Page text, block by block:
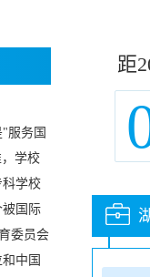
服务国
学校
科学校
国际
委员会
中国
距